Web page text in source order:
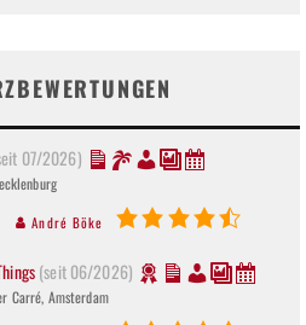
07/2026)
André Böke
(seit 06/2026)
Carré, Amsterdam